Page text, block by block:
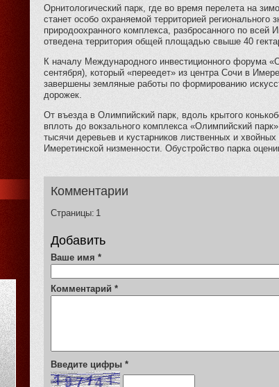
Орнитологический парк, где во время перелета на
станет особо охраняемой территорией регионального
природоохранного комплекса, разбросанного по всей
отведена территория общей площадью свыше 40
К началу Международного инвестиционного форума
сентября), который «переедет» из центра Сочи в
завершены земляные работы по формированию
дорожек.
От въезда в Олимпийский парк, вдоль крытого
вплоть до вокзального комплекса «Олимпийский
тысячи деревьев и кустарников лиственных и
Имеретинской низменности. Обустройство парка
Комментарии
Страницы: 1
Добавить
Ваше имя *
Комментарий *
Введите цифры *